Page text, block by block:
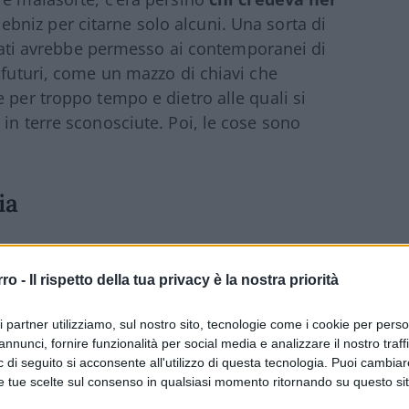
- Il rispetto della tua privacy è la nostra priorità
partner utilizziamo, sul nostro sito, tecnologie come i cookie per
fornire funzionalità per social media e analizzare il nostro
di seguito si acconsente all'utilizzo di questa tecnologia. Puoi
tue scelte sul consenso in qualsiasi momento ritornando su questo
per citarne solo alcuni. Una sorta di
avrebbe permesso ai contemporanei di
come un mazzo di chiavi che
per troppo tempo e dietro alle quali si
terre sconosciute. Poi, le cose sono
scientifiche, attraversando il
cui molti ipotizzano la caduta nel baratro
tutto sommato, abbastanza breve. Nel
siamo passati dalle sbuffanti
insufficiente a liberare l’umanità